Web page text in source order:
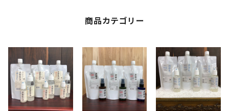
商品カテゴリー